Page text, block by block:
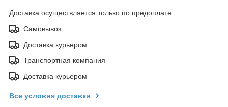
Доставка осуществляется только по предоплате.
Самовывоз
Доставка курьером
Транспортная компания
Доставка курьером
Все условия доставки